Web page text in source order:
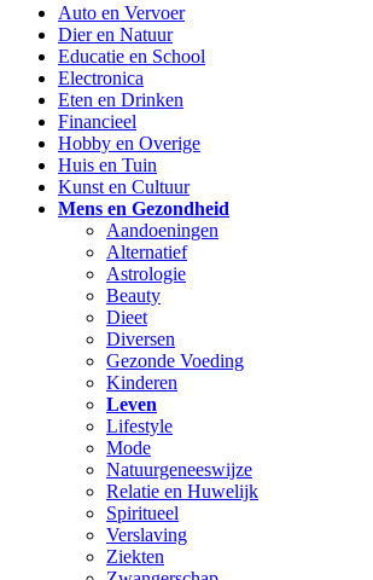
Auto en Vervoer
Dier en Natuur
Educatie en School
Electronica
Eten en Drinken
Financieel
Hobby en Overige
Huis en Tuin
Kunst en Cultuur
Mens en Gezondheid
Aandoeningen
Alternatief
Astrologie
Beauty
Dieet
Diversen
Gezonde Voeding
Kinderen
Leven
Lifestyle
Mode
Natuurgeneeswijze
Relatie en Huwelijk
Spiritueel
Verslaving
Ziekten